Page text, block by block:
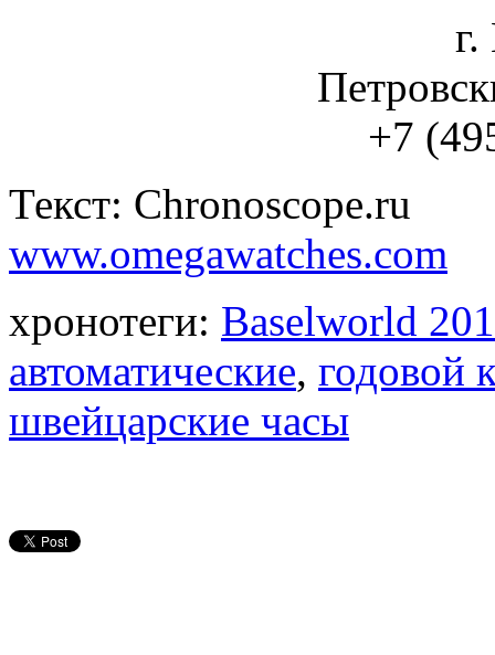
+7
Текст: Chronoscope.ru
www.omegawatches.com
хронотеги: Baselworld
автоматические, годовой
швейцарские часы